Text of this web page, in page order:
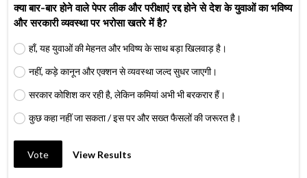
क्या बार-बार होने वाले पेपर लीक और परीक्षाएं रद्द होने से देश के युवाओं का भविष्य
और सरकारी व्यवस्था पर भरोसा खतरे में है?
हाँ, यह युवाओं की मेहनत और भविष्य के साथ बड़ा खिलवाड़ है।
नहीं, कड़े कानून और एक्शन से व्यवस्था जल्द सुधर जाएगी।
सरकार कोशिश कर रही है, लेकिन कमियां अभी भी बरकरार हैं।
कुछ कहा नहीं जा सकता / इस पर और सख्त फैसलों की जरूरत है।
Vote View Results